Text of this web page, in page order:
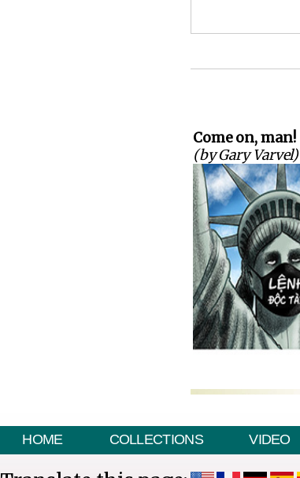
Come on, man!
(by Gary Varvel)
HOME COLLECTIONS VIDEO